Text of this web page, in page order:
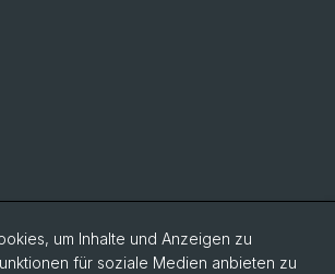
um Inhalte und Anzeigen zu
für soziale Medien anbieten zu